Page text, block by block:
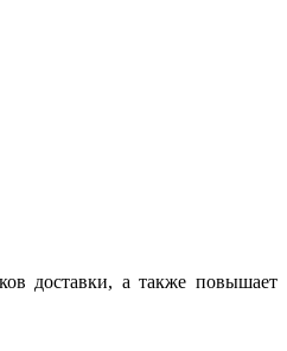
доставки, а также повышает